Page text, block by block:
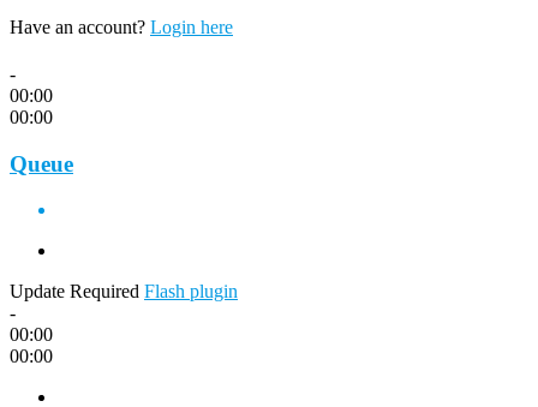
Have an account? Login here
-
00:00
00:00
Queue
Update Required Flash plugin
-
00:00
00:00